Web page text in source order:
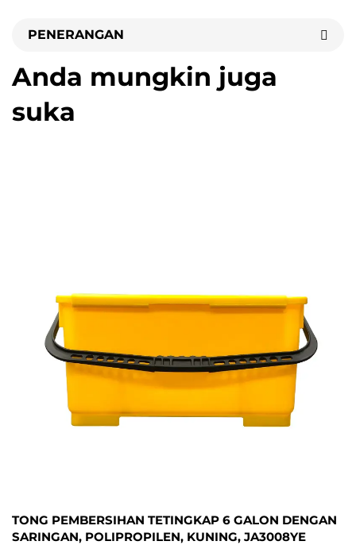
PENERANGAN
Anda mungkin juga
suka
TONG PEMBERSIHAN TETINGKAP 6 GALON DENGAN
SARINGAN, POLIPROPILEN, KUNING, JA3008YE